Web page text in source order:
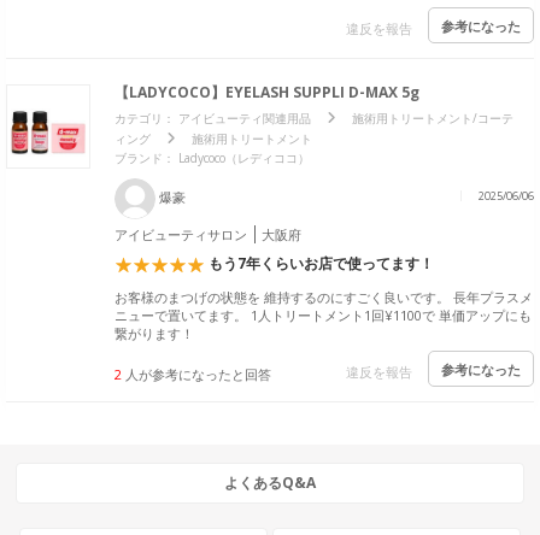
違反を報告 参考になった
【LADYCOCO】EYELASH SUPPLI D-MAX 5g
カテゴリ： アイビューティ関連用品
施術用トリートメント/コーテ
ィング
施術用トリートメント
ブランド： Ladycoco（レディココ）
爆豪 2025/06/06
アイビューティサロン 大阪府
もう7年くらいお店で使ってます！
お客様のまつげの状態を 維持するのにすごく良いです。 長年プラスメ
ニューで置いてます。 1人トリートメント1回¥1100で 単価アップにも
繋がります！
2 人が参考になったと回答 違反を報告 参考になった
よくあるQ&A